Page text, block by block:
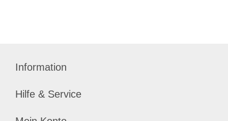
Information
Hilfe & Service